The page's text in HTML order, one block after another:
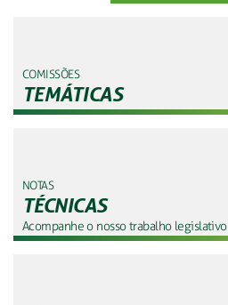
COMISSÕES
TEMÁTICAS
NOTAS
TÉCNICAS
Acompanhe o nosso trabalho legislativo